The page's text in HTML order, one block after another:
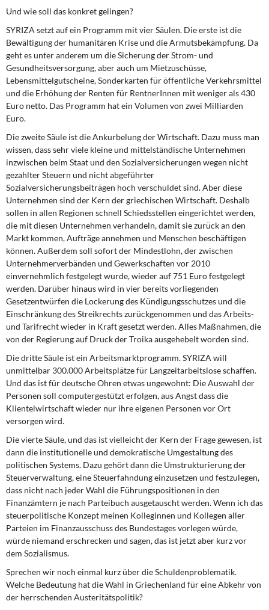
Und wie soll das konkret gelingen?
SYRIZA setzt auf ein Programm mit vier Säulen. Die erste ist die
Bewältigung der humanitären Krise und die Armutsbekämpfung. Da
geht es unter anderem um die Sicherung der Strom- und
Gesundheitsversorgung, aber auch um Mietzuschüsse,
Lebensmittelgutscheine, Sonderkarten für öffentliche Verkehrsmittel
und die Erhöhung der Renten für RentnerInnen mit weniger als 430
Euro netto. Das Programm hat ein Volumen von zwei Milliarden
Euro.
Die zweite Säule ist die Ankurbelung der Wirtschaft. Dazu muss man
wissen, dass sehr viele kleine und mittelständische Unternehmen
inzwischen beim Staat und den Sozialversicherungen wegen nicht
gezahlter Steuern und nicht abgeführter
Sozialversicherungsbeiträgen hoch verschuldet sind. Aber diese
Unternehmen sind der Kern der griechischen Wirtschaft. Deshalb
sollen in allen Regionen schnell Schiedsstellen eingerichtet werden,
die mit diesen Unternehmen verhandeln, damit sie zurück an den
Markt kommen, Aufträge annehmen und Menschen beschäftigen
können. Außerdem soll sofort der Mindestlohn, der zwischen
Unternehmerverbänden und Gewerkschaften vor 2010
einvernehmlich festgelegt wurde, wieder auf 751 Euro festgelegt
werden. Darüber hinaus wird in vier bereits vorliegenden
Gesetzentwürfen die Lockerung des Kündigungsschutzes und die
Einschränkung des Streikrechts zurückgenommen und das Arbeits-
und Tarifrecht wieder in Kraft gesetzt werden. Alles Maßnahmen, die
von der Regierung auf Druck der Troika ausgehebelt worden sind.
Die dritte Säule ist ein Arbeitsmarktprogramm. SYRIZA will
unmittelbar 300.000 Arbeitsplätze für Langzeitarbeitslose schaffen.
Und das ist für deutsche Ohren etwas ungewohnt: Die Auswahl der
Personen soll computergestützt erfolgen, aus Angst dass die
Klientelwirtschaft wieder nur ihre eigenen Personen vor Ort
versorgen wird.
Die vierte Säule, und das ist vielleicht der Kern der Frage gewesen, ist
dann die institutionelle und demokratische Umgestaltung des
politischen Systems. Dazu gehört dann die Umstrukturierung der
Steuerverwaltung, eine Steuerfahndung einzusetzen und festzulegen,
dass nicht nach jeder Wahl die Führungspositionen in den
Finanzämtern je nach Parteibuch ausgetauscht werden. Wenn ich das
steuerpolitische Konzept meinen Kolleginnen und Kollegen aller
Parteien im Finanzausschuss des Bundestages vorlegen würde,
würde niemand erschrecken und sagen, das ist jetzt aber kurz vor
dem Sozialismus.
Sprechen wir noch einmal kurz über die Schuldenproblematik.
Welche Bedeutung hat die Wahl in Griechenland für eine Abkehr von
der herrschenden Austeritätspolitik?